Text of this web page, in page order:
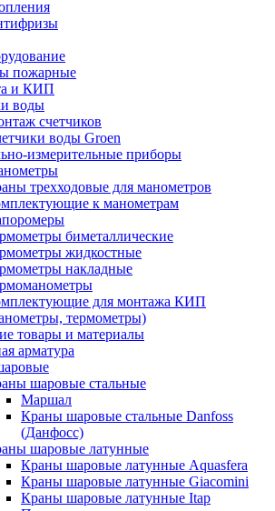
пожарные
и КИП
воды
счетчиков
воды Groen
измерительные приборы
трехходовые для манометров
к манометрам
биметаллические
жидкостные
накладные
для монтажа КИП
термометры)
товары и материалы
арматура
шаровые стальные
Маршал
Краны шаровые стальные Danfoss
(Данфосс)
шаровые латунные
Краны шаровые латунные Aquasfera
Краны шаровые латунные Giacomini
Краны шаровые латунные Itap